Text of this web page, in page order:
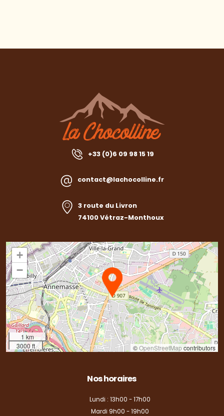
+33 (0)6 09 98 15 19
contact@lachocolline.fr
3 route du Livron
74100 Vétraz-Monthoux
+
−
1 km
3000 ft
©OpenStreetMapcontributors
Nos horaires
Lundi : 13h00 - 17h00
Mardi 9h00 - 19h00